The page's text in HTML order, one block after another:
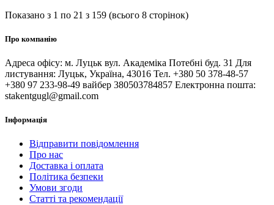
Показано з 1 по 21 з 159 (всього 8 сторінок)
Про компанію
Адреса офісу: м. Луцьк вул. Академіка Потебні буд. 31 Для
листування: Луцьк, Україна, 43016 Тел. +380 50 378-48-57
+380 97 233-98-49 вайбер 380503784857 Електронна пошта:
stakentgugl@gmail.com
Інформація
Відправити повідомлення
Про нас
Доставка і оплата
Політика безпеки
Умови згоди
Статті та рекомендації